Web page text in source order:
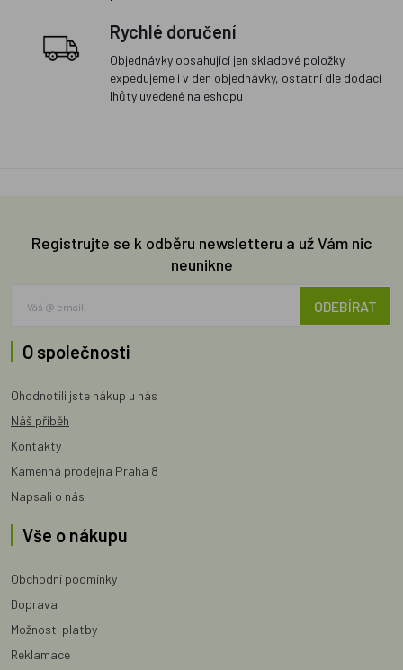
Rychlé doručení
Objednávky obsahující jen skladové položky
expedujeme i v den objednávky, ostatní dle dodací
lhůty uvedené na eshopu
Registrujte se k odběru newsletteru a už Vám nic
neunikne
ODEBÍRAT
O společnosti
Ohodnotili jste nákup u nás
Náš příběh
Kontakty
Kamenná prodejna Praha 8
Napsali o nás
Vše o nákupu
Obchodní podmínky
Doprava
Možnosti platby
Reklamace